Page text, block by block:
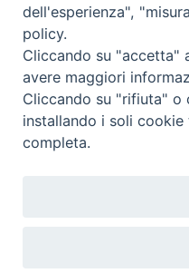
dell'esperienza",
policy.
Cliccando su "accetta"
avere maggiori
Cliccando su "rifiuta" o
installando i soli
completa.